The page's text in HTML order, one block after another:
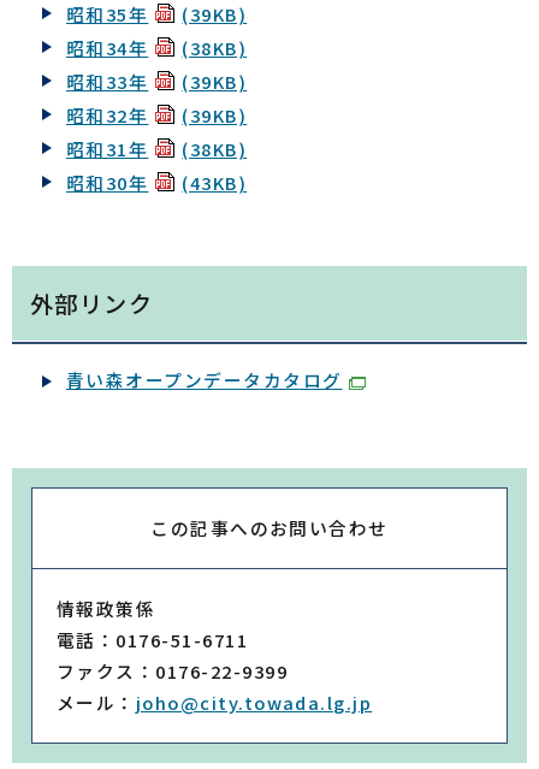
昭和35年
(39KB)
昭和34年
(38KB)
昭和33年
(39KB)
昭和32年
(39KB)
昭和31年
(38KB)
昭和30年
(43KB)
外部リンク
青い森オープンデータカタログ
この記事へのお問い合わせ
情報政策係
電話：0176-51-6711
ファクス：0176-22-9399
メール： joho@city.towada.lg.jp